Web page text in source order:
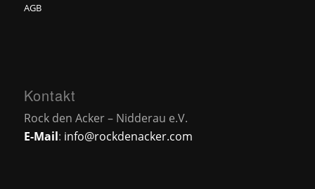
AGB
Kontakt
Rock den Acker – Nidderau e.V.
E-Mail: info@rockdenacker.com